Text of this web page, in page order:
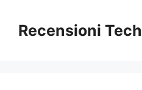
contenuto
Recensioni Tech